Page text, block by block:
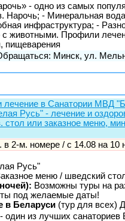
- одно из самых
Нарочь; - Минеральная
инфраструктура; -
с животными. Профили
пищеварения
Минск, ул.
лечение в Санатории МВД
Русь" - лечение и
или заказное меню,
в 2-м. номере / с 14.08 на 10
Русь"
меню / шведский
Возможны туры на
под желаемые даты!
в Беларуси (тур для всех)
один из лучших